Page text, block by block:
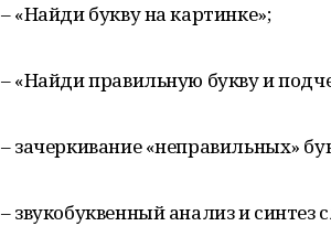
– «Найди букву на картинке»;
– «Найди правильную букву и
– зачеркивание «неправильных»
– звукобуквенный анализ и синтез